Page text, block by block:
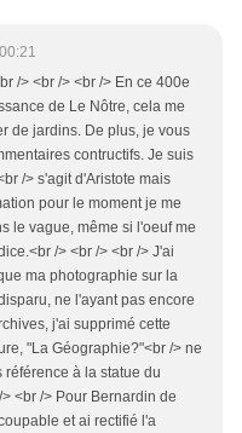
/> <br /> <br /> En ce 400e
de Le Nôtre, cela me
de jardins. De plus, je vous
contructifs. Je suis
/> s'agit d'Aristote mais
pour le moment je me
le vague, même si l'oeuf me
/> <br /> <br /> J'ai
ma photographie sur la
ne l'ayant pas encore
j'ai supprimé cette
"La Géographie?"<br /> ne
à la statue du
<br /> Pour Bernardin de
et ai rectifié l'a